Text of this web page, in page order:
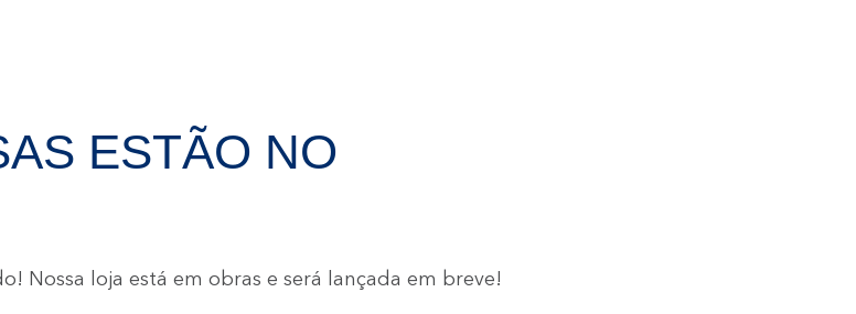
ESTÃO NO
Nossa loja está em obras e será lançada em breve!